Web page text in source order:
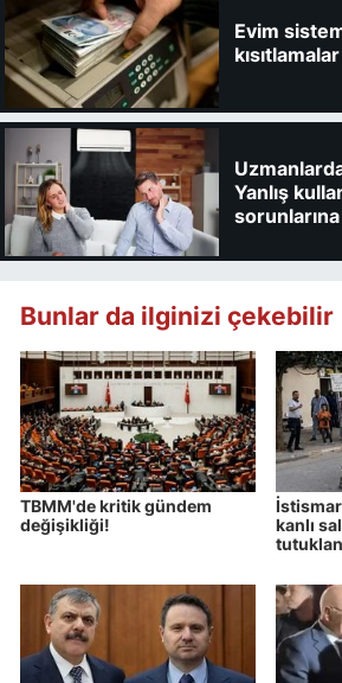
Evim
Yanlış
Bunlar da ilginizi çekebilir
TBMM'de kritik gündem
değişikliği!
kanlı